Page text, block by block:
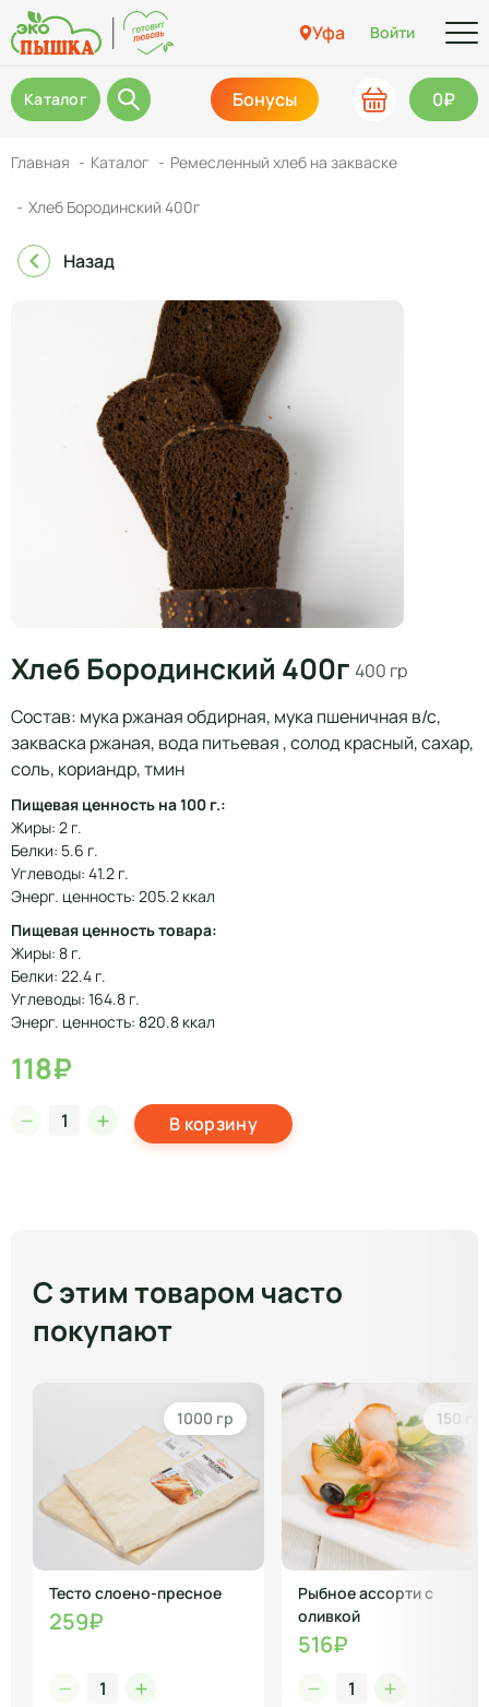
Уфа Войти
Каталог Бонусы 0₽
Главная Каталог Ремесленный хлеб на закваске
Хлеб Бородинский 400г
Назад
Хлеб Бородинский 400г 400 гр
Состав: мука ржаная обдирная, мука пшеничная в/с,
закваска ржаная, вода питьевая , солод красный, сахар,
соль, кориандр, тмин
Пищевая ценность на 100 г.:
Жиры: 2 г.
Белки: 5.6 г.
Углеводы: 41.2 г.
Энерг. ценность: 205.2 ккал
Пищевая ценность товара:
Жиры: 8 г.
Белки: 22.4 г.
Углеводы: 164.8 г.
Энерг. ценность: 820.8 ккал
118₽
В корзину
С этим товаром часто
покупают
1000 гр
Тесто слоено-пресное
259₽
150 гр
Рыбное ассорти с
оливкой
516₽